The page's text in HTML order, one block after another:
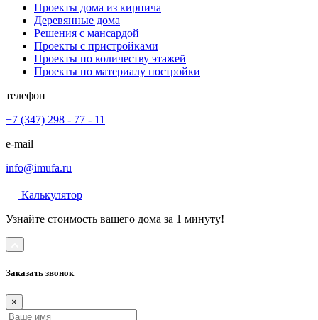
Проекты дома из кирпича
Деревянные дома
Решения с мансардой
Проекты с пристройками
Проекты по количеству этажей
Проекты по материалу постройки
телефон
+7 (347) 298 - 77 - 11
e-mail
info@imufa.ru
Калькулятор
Узнайте стоимость вашего дома за 1 минуту!
Заказать звонок
×